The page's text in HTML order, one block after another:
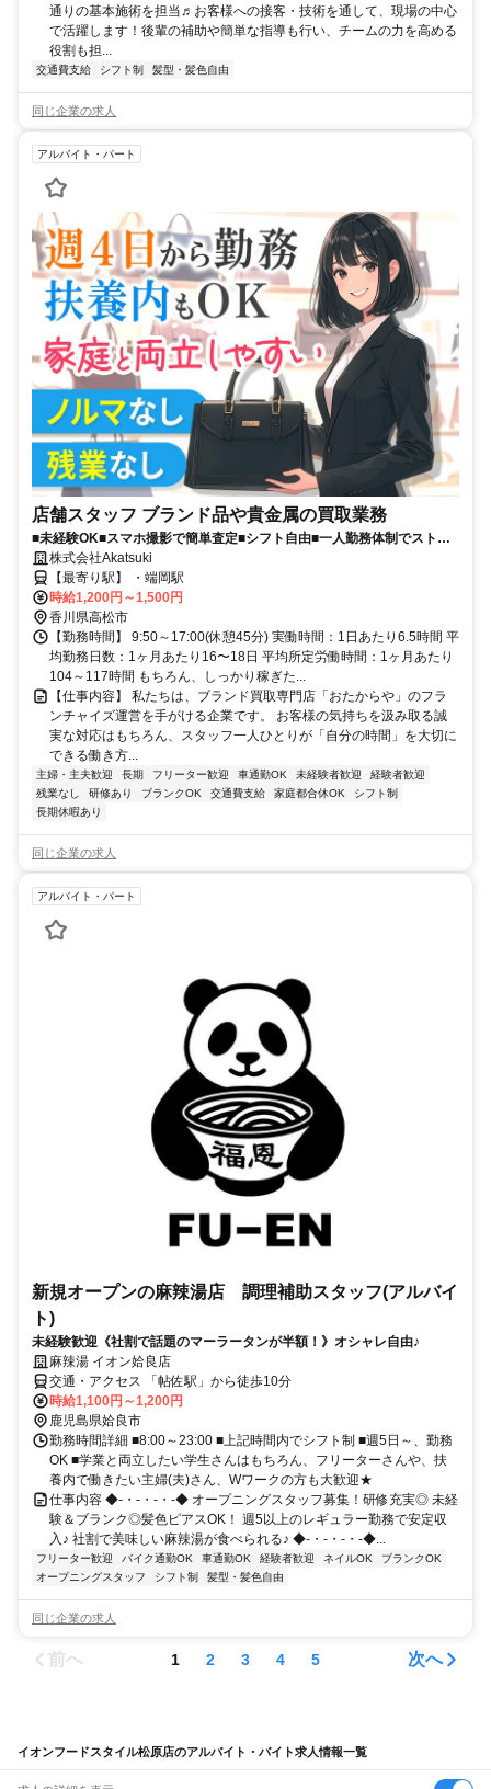
通りの基本施術を担当♬お客様への接客・技術を通して、現場の中心
で活躍します！後輩の補助や簡単な指導も行い、チームの力を高める
役割も担...
交通費支給 シフト制 髪型・髪色自由
同じ企業の求人
アルバイト・パート
店舗スタッフ ブランド品や貴金属の買取業務
■未経験OK■スマホ撮影で簡単査定■シフト自由■一人勤務体制でストレ
スなし■正社員登用制度あり
株式会社Akatsuki
【最寄り駅】 ・端岡駅
時給1,200円～1,500円
香川県高松市
【勤務時間】 9:50～17:00(休憩45分) 実働時間：1日あたり6.5時間 平
均勤務日数：1ヶ月あたり16〜18日 平均所定労働時間：1ヶ月あたり
104～117時間 もちろん、しっかり稼ぎた...
【仕事内容】 私たちは、ブランド買取専門店「おたからや」のフラ
ンチャイズ運営を手がける企業です。 お客様の気持ちを汲み取る誠
実な対応はもちろん、スタッフ一人ひとりが「自分の時間」を大切に
できる働き方...
主婦・主夫歓迎 長期 フリーター歓迎 車通勤OK 未経験者歓迎
経験者歓迎
残業なし
研修あり ブランクOK 交通費支給 家庭都合休OK
シフト制
長期休暇あり
同じ企業の求人
アルバイト・パート
新規オープンの麻辣湯店 調理補助スタッフ(アルバイ
ト)
未経験歓迎《社割で話題のマーラータンが半額！》オシャレ自由♪
麻辣湯 イオン姶良店
交通・アクセス 「帖佐駅」から徒歩10分
時給1,100円～1,200円
鹿児島県姶良市
勤務時間詳細 ■8:00～23:00 ■上記時間内でシフト制 ■週5日～、勤務
OK ■学業と両立したい学生さんはもちろん、フリーターさんや、扶
養内で働きたい主婦(夫)さん、Wワークの方も大歓迎★
仕事内容 ◆-・-・-・-◆ オープニングスタッフ募集！研修充実◎ 未経
験＆ブランク◎髪色ピアスOK！ 週5以上のレギュラー勤務で安定収
入♪ 社割で美味しい麻辣湯が食べられる♪ ◆-・-・-・-◆...
フリーター歓迎 バイク通勤OK 車通勤OK 経験者歓迎 ネイルOK
ブランクOK
オープニングスタッフ
シフト制 髪型・髪色自由
同じ企業の求人
前へ 1 2 3 4 5 次へ
イオンフードスタイル松原店のアルバイト・バイト求人情報一覧